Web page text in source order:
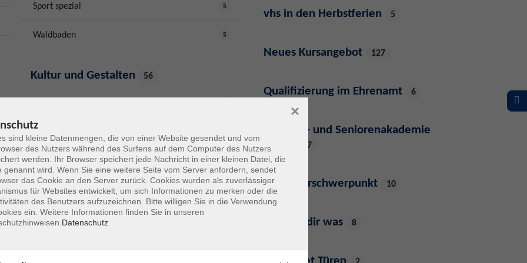
Sport spezial 5
Waldbaden 5
Kultur und Gestalten 56
Fotografie, Bildbearbeitung
Künstlerisches und handwerkliches Gestalten 11
Textiles Gestalten 3
Malen, Zeichnen
vhs in den Herbstferien 5
Neues Kursangebot 127
Qualifizierung im Ehrenamt 6
Familien- und Seniorenakademie
Idstein
7
Semesterschwerpunkt 10
Wünsch dir was 8
sind kleine Datenmengen, die von einer Website gesendet und vom
des Nutzers während des Surfens auf dem Computer des Nutzers
werden. Ihr Browser speichert jede Nachricht in einer kleinen Datei, die
genannt wird. Wenn Sie eine weitere Seite vom Server anfordern, sendet
das Cookie an den Server zurück. Cookies wurden als zuverlässiger
für Websites entwickelt, um sich Informationen zu merken oder die
des Benutzers aufzuzeichnen. Bitte willigen Sie in die Verwendung
ein. Weitere Informationen finden Sie in unseren
Datenschutz
×